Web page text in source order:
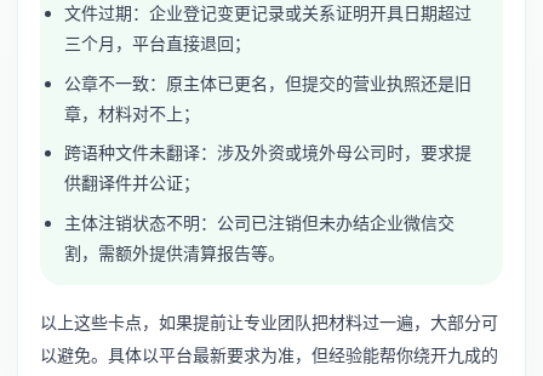
文件过期：企业登记变更记录或关系证明开具日期超过
三个月，平台直接退回；
公章不一致：原主体已更名，但提交的营业执照还是旧
章，材料对不上；
跨语种文件未翻译：涉及外资或境外母公司时，要求提
供翻译件并公证；
主体注销状态不明：公司已注销但未办结企业微信交
割，需额外提供清算报告等。
以上这些卡点，如果提前让专业团队把材料过一遍，大部分可
以避免。具体以平台最新要求为准，但经验能帮你绕开九成的